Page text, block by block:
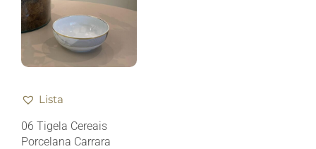
Lista
06 Tigela Cereais
Porcelana Carrara